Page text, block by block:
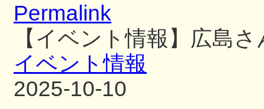
Permalink
【イベント情報】広島
イベント情報
2025-10-10